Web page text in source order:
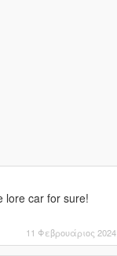
lore car for sure!
11 Φεβρουάριος 2024